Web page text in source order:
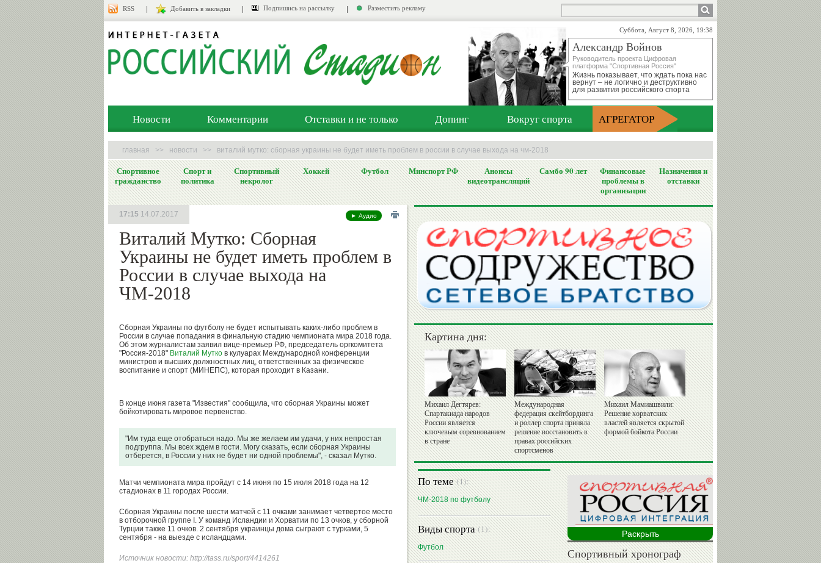
RSS Добавить в закладки Подпишись на рассылку Разместить рекламу
Суббота, Август 8, 2026, 19:38
Александр Войнов
Руководитель проекта Цифровая
платформа "Спортивная Россия"
Жизнь показывает, что ждать пока нас
вернут – не логично и деструктивно
для развития российского спорта
Новости Комментарии Отставки и не только Допинг Вокруг спорта АГРЕГАТОР
главная >> новости >> виталий мутко: сборная украины не будет иметь проблем в россии в случае выхода на чм-2018
Спортивное
гражданство
Спорт и
политика
Спортивный
некролог
Хоккей Футбол Минспорт РФ
Анонсы
видеотрансляций
Самбо 90 лет
Финансовые
проблемы в
организации
Назначения и
отставки
► Аудио
Виталий Мутко: Сборная
Украины не будет иметь проблем в
России в случае выхода на
ЧМ-2018
17:15 14.07.2017
Сборная Украины по футболу не будет испытывать каких-либо проблем в
России в случае попадания в финальную стадию чемпионата мира 2018 года.
Об этом журналистам заявил вице-премьер РФ, председатель оргкомитета
"Россия-2018" Виталий Мутко в кулуарах Международной конференции
министров и высших должностных лиц, ответственных за физическое
воспитание и спорт (МИНЕПС), которая проходит в Казани.
В конце июня газета "Известия" сообщила, что сборная Украины может
бойкотировать мировое первенство.
"Им туда еще отобраться надо. Мы же желаем им удачи, у них непростая
подгруппа. Мы всех ждем в гости. Могу сказать, если сборная Украины
отберется, в России у них не будет ни одной проблемы", - сказал Мутко.
Матчи чемпионата мира пройдут с 14 июня по 15 июля 2018 года на 12
стадионах в 11 городах России.
Сборная Украины после шести матчей с 11 очками занимает четвертое место
в отборочной группе I. У команд Исландии и Хорватии по 13 очков, у сборной
Турции также 11 очков. 2 сентября украинцы дома сыграют с турками, 5
сентября - на выезде с исландцами.
Источник новости: http://tass.ru/sport/4414261
Картина дня:
Михаил Дегтярев:
Спартакиада народов
России является
ключевым соревнованием
в стране
Международная
федерация скейтбординга
и роллер спорта приняла
решение восстановить в
правах российских
спортсменов
Михаил Мамиашвили:
Решение хорватских
властей является скрытой
формой бойкота России
По теме(1):
ЧМ-2018 по футболу
Виды спорта(1):
Футбол
Раскрыть
Спортивный хронограф